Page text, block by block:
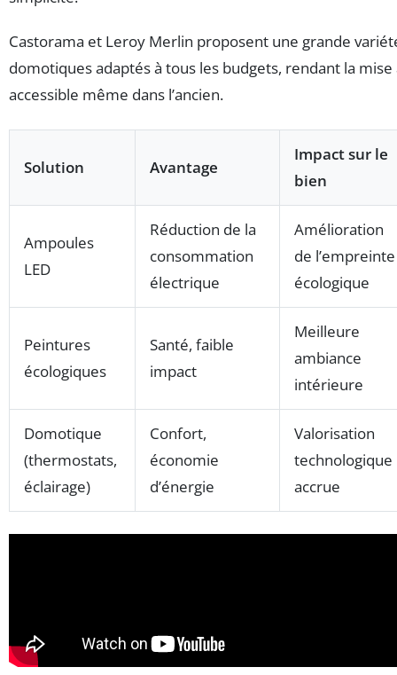
Castorama et Leroy Merlin proposent une grande
domotiques adaptés à tous les budgets, rendant la mise
accessible même dans l’ancien.
Solution Avantage
Impact sur le
bien
Ampoules
LED
Réduction de la
consommation
électrique
Amélioration
de l’empreinte
écologique
Peintures
écologiques
Santé, faible
impact
Meilleure
ambiance
intérieure
Domotique
(thermostats,
éclairage)
Confort,
économie
d’énergie
Valorisation
technologique
accrue